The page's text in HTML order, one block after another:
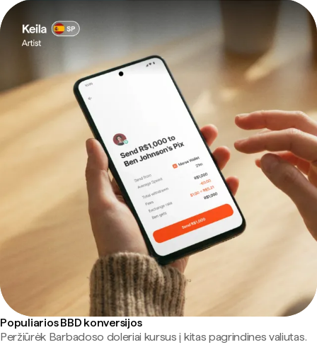
Populiarios BBD konversijos
Peržiūrėk Barbadoso doleriai kursus į kitas pagrindines valiutas.